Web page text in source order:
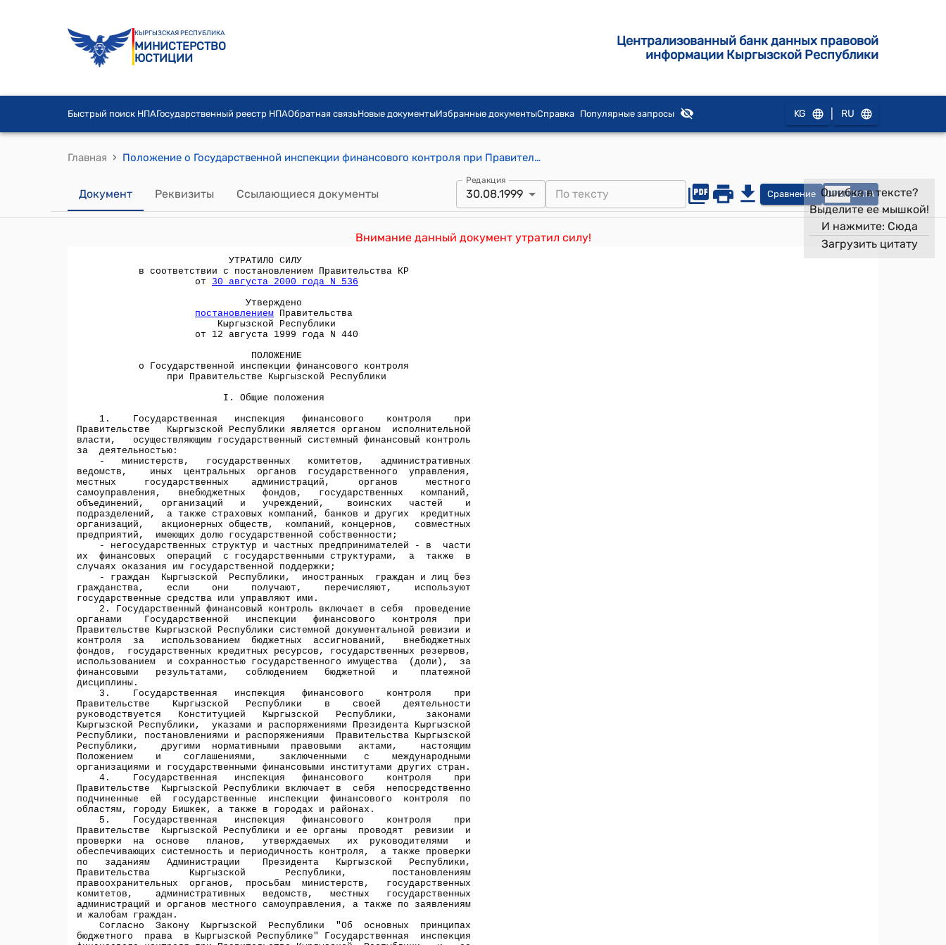
КЫРГЫЗСКАЯ РЕСПУБЛИКА
МИНИСТЕРСТВО
ЮСТИЦИИ
Централизованный банк данных правовой
информации Кыргызской Республики
Быстрый поиск НПАГосударственный реестр НПАОбратная связьНовые документыИзбранные документыСправка Популярные запросы KG RU
Главная › Положение о Государственной инспекции финансового контроля при Правительстве Кыргызской Республики ( Утверждено постановлением Правительства Кыргызской Республики от 12 августа 1999 года N 440)
Документ Реквизиты Ссылающиеся документы
Редакция
30.08.1999 Сравнение OPEN DATA
Внимание данный документ утратил силу!
Ошибка в тексте?
Выделите ее мышкой!
И нажмите: Сюда
Загрузить цитату